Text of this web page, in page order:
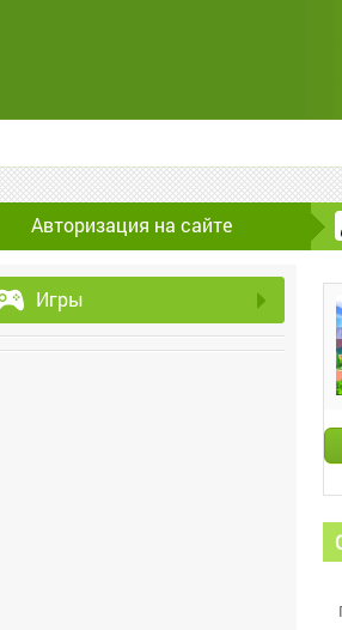
Авторизация на сайте
Игры